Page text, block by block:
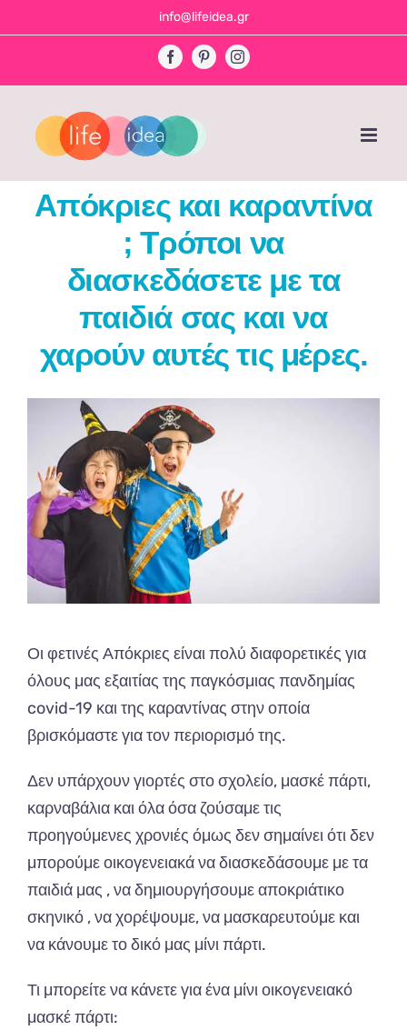
to
info@lifeidea.gr
FacebookPinterestInstagram
Απόκριες και καραντίνα
; Τρόποι να
διασκεδάσετε με τα
παιδιά σας και να
χαρούν αυτές τις μέρες.
Οι φετινές Απόκριες είναι πολύ διαφορετικές για
όλους μας εξαιτίας της παγκόσμιας πανδημίας
covid-19 και της καραντίνας στην οποία
βρισκόμαστε για τον περιορισμό της.
Δεν υπάρχουν γιορτές στο σχολείο, μασκέ πάρτι,
καρναβάλια και όλα όσα ζούσαμε τις
προηγούμενες χρονιές όμως δεν σημαίνει ότι δεν
μπορούμε οικογενειακά να διασκεδάσουμε με τα
παιδιά μας , να δημιουργήσουμε αποκριάτικο
σκηνικό , να χορέψουμε, να μασκαρευτούμε και
να κάνουμε το δικό μας μίνι πάρτι.
Τι μπορείτε να κάνετε για ένα μίνι οικογενειακό
μασκέ πάρτι: